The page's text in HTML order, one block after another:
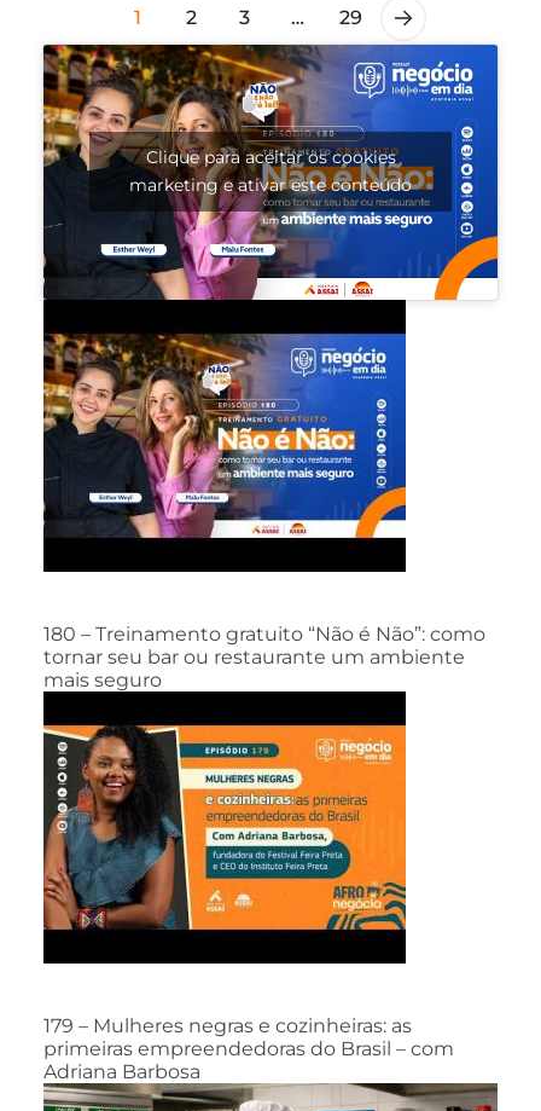
1 2 3 … 29
Clique para aceitar os cookies
marketing e ativar este conteúdo
180 – Treinamento gratuito “Não é Não”: como
tornar seu bar ou restaurante um ambiente
mais seguro
179 – Mulheres negras e cozinheiras: as
primeiras empreendedoras do Brasil – com
Adriana Barbosa